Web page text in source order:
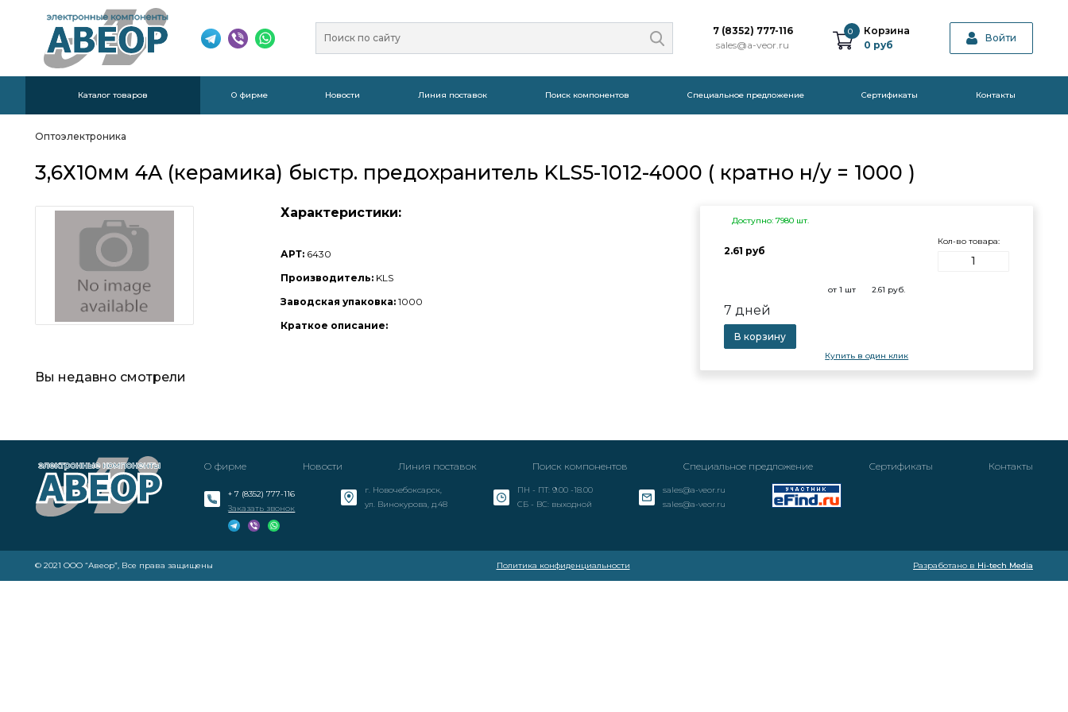
7 (8352) 777-116
sales@a-veor.ru
0
Корзина
0 руб
Войти
Каталог товаров О фирме Новости Линия поставок Поиск компонентов Специальное предложение Cертификаты Контакты
Оптоэлектроника
3,6Х10мм 4A (керамика) быстр. предохранитель KLS5-1012-4000 ( кратно н/у = 1000 )
Характеристики:
АРТ: 6430
Производитель: KLS
Заводская упаковка:1000
Краткое описание:
Доступно: 7980 шт.
2.61 руб
Кол-во товара:
от 1 шт 2.61 руб.
7 дней
В корзину
Купить в один клик
Вы недавно смотрели
О фирме Новости Линия поставок Поиск компонентов Специальное предложение Cертификаты Контакты
+ 7 (8352) 777-116
Заказать звонок
г. Новочебоксарск,
ул. Винокурова, д.48
ПН - ПТ: 9.00 -18.00
СБ - ВС: выходной
sales@a-veor.ru
sales@a-veor.ru
© 2021 ООО “Авеор”, Все права защищены Политика конфиденциальности Разработано в Hi-tech Media